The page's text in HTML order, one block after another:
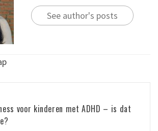
See author's posts
voor kinderen met ADHD – is dat